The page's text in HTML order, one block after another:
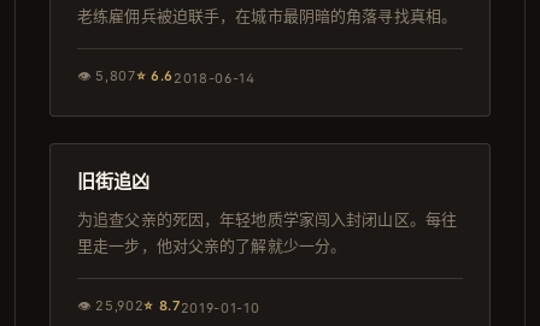
老练雇佣兵被迫联手，在城市最阴暗的角落寻找真相。
👁 5,807⭐ 6.6 2018-06-14
日本
95分钟
旧街追凶
为追查父亲的死因，年轻地质学家闯入封闭山区。每往
里走一步，他对父亲的了解就少一分。
👁 25,902⭐ 8.72019-01-10